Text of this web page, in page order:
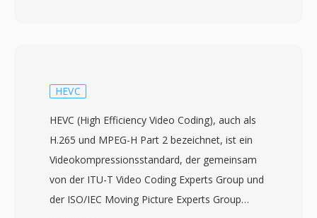
Kennzeichnung von Videoinhalten. WMV 9/VC-1
frühen H.264-Implementierungen vergleichbar
war, und lieferte gute visuelle Qualität bei
moderaten Bitraten — was zur Uebernahme
für HD-DVD- und Blu-ray-Disc-Inhalte als
zugelassener Codec führte. Das Format war
HEVC
HEVC (High Efficiency Video Coding), auch als
H.265 und MPEG-H Part 2 bezeichnet, ist ein
Videokompressionsstandard, der gemeinsam
von der ITU-T Video Coding Experts Group und
der ISO/IEC Moving Picture Experts Group